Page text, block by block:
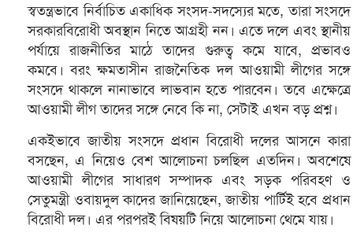
স্বতন্ত্রভাবে নির্বাচিত একাধিক সংসদ-সদস্যের মতে, তারা সংসদে
সরকারবিরোধী অবস্থান নিতে আগ্রহী নন। এতে দলে এবং স্থানীয়
পর্যায়ে রাজনীতির মাঠে তাদের গুরুত্ব কমে যাবে, প্রভাবও
কমবে। বরং ক্ষমতাসীন রাজনৈতিক দল আওয়ামী লীগের সঙ্গে
সংসদে থাকলে নানাভাবে লাভবান হতে পারবেন। তবে এক্ষেত্রে
আওয়ামী লীগ তাদের সঙ্গে নেবে কি না, সেটাই এখন বড় প্রশ্ন।
একইভাবে জাতীয় সংসদে প্রধান বিরোধী দলের আসনে কারা
বসছেন, এ নিয়েও বেশ আলোচনা চলছিল এতদিন। অবশেষে
আওয়ামী লীগের সাধারণ সম্পাদক এবং সড়ক পরিবহণ ও
সেতুমন্ত্রী ওবায়দুল কাদের জানিয়েছেন, জাতীয় পার্টিই হবে প্রধান
বিরোধী দল। এর পরপরই বিষয়টি নিয়ে আলোচনা থেমে যায়।